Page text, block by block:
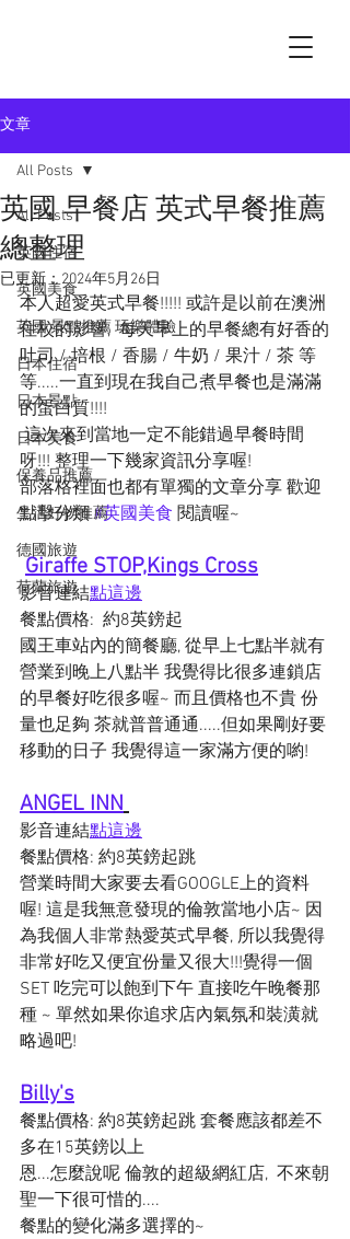
文章
All Posts
英國住宿
英國美食
英國 景點推薦 玩樂體驗
日本住宿
日本景點
日本美食
保養品推薦
生活好物推薦
德國旅遊
荷蘭旅遊
All Posts
英國 早餐店 英式早餐推薦
總整理
已更新：2024年5月26日
本人超愛英式早餐!!!!! 或許是以前在澳洲
住校的影響,  每天早上的早餐總有好香的
吐司 / 培根 / 香腸 / 牛奶 / 果汁 / 茶 等
等.....一直到現在我自己煮早餐也是滿滿
的蛋白質!!!!
這次來到當地一定不能錯過早餐時間
呀!!! 整理一下幾家資訊分享喔!
部落格裡面也都有單獨的文章分享 歡迎
點擊分類 #英國美食 閱讀喔~
Giraffe STOP,Kings Cross
影音連結點這邊
餐點價格:  約8英鎊起
國王車站內的簡餐廳, 從早上七點半就有
營業到晚上八點半 我覺得比很多連鎖店
的早餐好吃很多喔~ 而且價格也不貴 份
量也足夠 茶就普普通通.....但如果剛好要
移動的日子 我覺得這一家滿方便的喲!
ANGEL INN
影音連結點這邊
餐點價格: 約8英鎊起跳
營業時間大家要去看GOOGLE上的資料
喔! 這是我無意發現的倫敦當地小店~ 因
為我個人非常熱愛英式早餐, 所以我覺得
非常好吃又便宜份量又很大!!!覺得一個
SET 吃完可以飽到下午 直接吃午晚餐那
種 ~ 單然如果你追求店內氣氛和裝潢就
略過吧!
Billy's
餐點價格: 約8英鎊起跳 套餐應該都差不
多在15英鎊以上
恩...怎麼說呢 倫敦的超級網紅店,  不來朝
聖一下很可惜的....
餐點的變化滿多選擇的~